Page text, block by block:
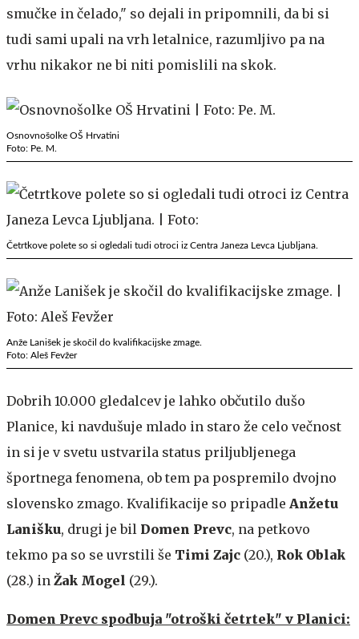
smučke in čelado," so dejali in pripomnili, da bi si
tudi sami upali na vrh letalnice, razumljivo pa na
vrhu nikakor ne bi niti pomislili na skok.
Osnovnošolke OŠ Hrvatini
Foto: Pe. M.
Četrtkove polete so si ogledali tudi otroci iz Centra Janeza Levca Ljubljana.
Anže Lanišek je skočil do kvalifikacijske zmage.
Foto: Aleš Fevžer
Dobrih 10.000 gledalcev je lahko občutilo dušo
Planice, ki navdušuje mlado in staro že celo večnost
in si je v svetu ustvarila status priljubljenega
športnega fenomena, ob tem pa pospremilo dvojno
slovensko zmago. Kvalifikacije so pripadle Anžetu
Lanišku, drugi je bil Domen Prevc, na petkovo
tekmo pa so se uvrstili še Timi Zajc (20.), Rok Oblak
(28.) in Žak Mogel (29.).
Domen Prevc spodbuja "otroški četrtek" v Planici: